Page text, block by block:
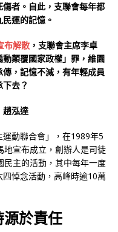
者。自此，支聯會每年都
運的記憶。
布解散 ，支聯會主席李卓
顛覆國家政權」罪，維園
，記憶不減，有年輕成員
去？
趙泓達
動聯合會」，在1989年5
地宣布成立，創辦人是司徒
主的活動，其中每年一度
悼念活動，高峰時逾10萬
於責任